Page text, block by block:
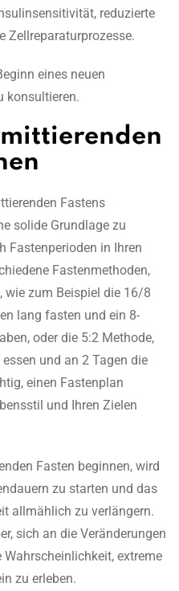
reduzierte
Zellreparaturprozesse.
eines neuen
konsultieren.
Fastens
solide Grundlage zu
Fastenperioden in Ihren
Fastenmethoden,
wie zum Beispiel die 16/8
lang fasten und ein 8-
oder die 5:2 Methode,
und an 2 Tagen die
einen Fastenplan
und Ihren Zielen
Fasten beginnen, wird
zu starten und das
allmählich zu verlängern.
sich an die Veränderungen
extreme
zu erleben.